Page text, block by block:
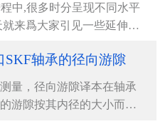
中,很多时分呈现不同水平
来爲大家引见一些延伸
SKF轴承的径向游隙
量，径向游隙译本在轴承
游隙按其内径的大小而不